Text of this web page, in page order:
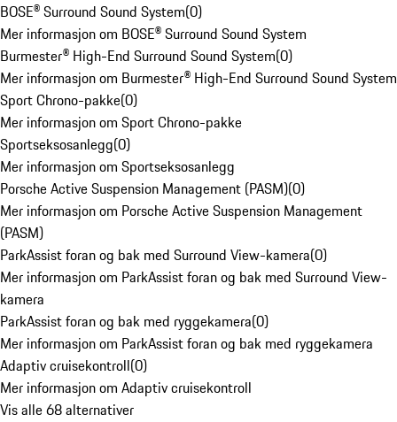
BOSE® Surround Sound System(0)
Mer informasjon om BOSE® Surround Sound System
Burmester® High-End Surround Sound System(0)
Mer informasjon om Burmester® High-End Surround Sound System
Sport Chrono-pakke(0)
Mer informasjon om Sport Chrono-pakke
Sportseksosanlegg(0)
Mer informasjon om Sportseksosanlegg
Porsche Active Suspension Management (PASM)(0)
Mer informasjon om Porsche Active Suspension Management
(PASM)
ParkAssist foran og bak med Surround View-kamera(0)
Mer informasjon om ParkAssist foran og bak med Surround View-
kamera
ParkAssist foran og bak med ryggekamera(0)
Mer informasjon om ParkAssist foran og bak med ryggekamera
Adaptiv cruisekontroll(0)
Mer informasjon om Adaptiv cruisekontroll
Vis alle 68 alternativer